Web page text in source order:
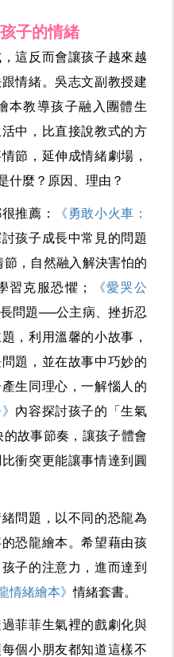
子的情緒
這反而會讓孩子越來越
情緒。吳志文副教授建
本教導孩子融入團體生
中，比直接說教式的方
節，延伸成情緒劇場，
什麼？原因、理由？
推薦：
《勇敢小火車：
孩子成長中常見的問題
，自然融入解決害怕的
習克服恐懼；
《愛哭公
問題──公主病、挫折忍
，利用溫馨的小故事，
題，並在故事中巧妙的
生同理心，一解惱人的
內容探討孩子的「生氣
故事節奏，讓孩子體會
衝突更能讓事情達到圓
問題，以不同的恐龍為
恐龍繪本。希望藉由孩
子的注意力，進而達到
情緒繪本》情緒套書。
過菲菲生氣裡的戲劇化與
個小朋友都知道這樣不